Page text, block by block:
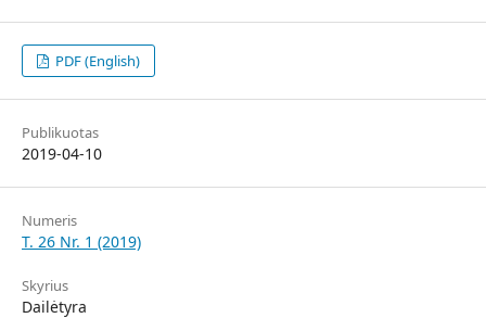
PDF (English)
Publikuotas
2019-04-10
Numeris
T. 26 Nr. 1 (2019)
Skyrius
Dailėtyra